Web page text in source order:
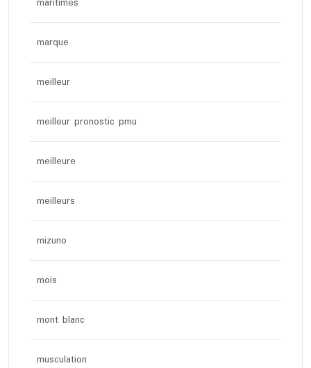
marque
meilleur
meilleur pronostic pmu
meilleure
meilleurs
mizuno
mois
mont blanc
musculation